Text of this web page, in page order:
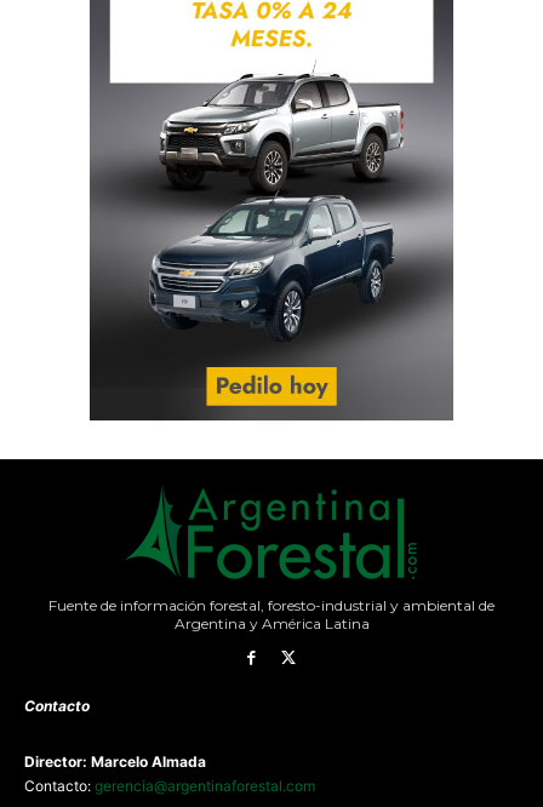
Fuente de información forestal, foresto-industrial y ambiental de
Argentina y América Latina
Contacto
Director: Marcelo Almada
Contacto: gerencia@argentinaforestal.com